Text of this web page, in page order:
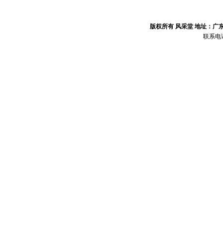
版权所有 风采堂 地址：广
联系电